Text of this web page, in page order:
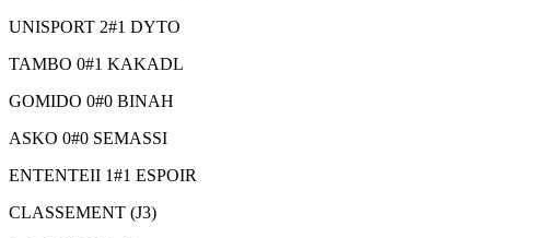
UNISPORT 2#1 DYTO
TAMBO 0#1 KAKADL
GOMIDO 0#0 BINAH
ASKO 0#0 SEMASSI
ENTENTEII 1#1 ESPOIR
CLASSEMENT (J3)